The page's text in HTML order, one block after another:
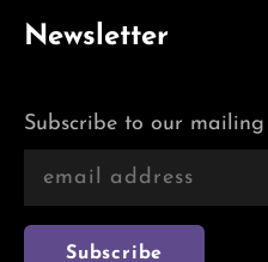
Newsletter
Subscribe to our